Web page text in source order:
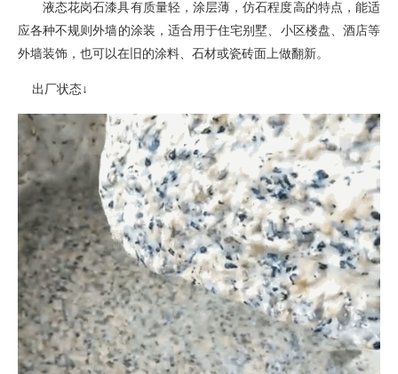
液态花岗石漆具有质量轻，涂层薄，仿石程度高的特点，能适
应各种不规则外墙的涂装 ， 适合用于住宅别墅、小区楼盘、酒店等
外墙装饰，也可以在旧的涂料、石材或瓷砖面上做翻新。
出厂状态↓